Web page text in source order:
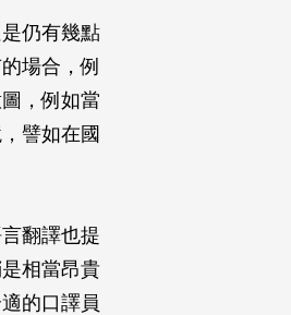
仍有幾點
場合，例
，例如當
譬如在國
翻譯也提
相當昂貴
的口譯員